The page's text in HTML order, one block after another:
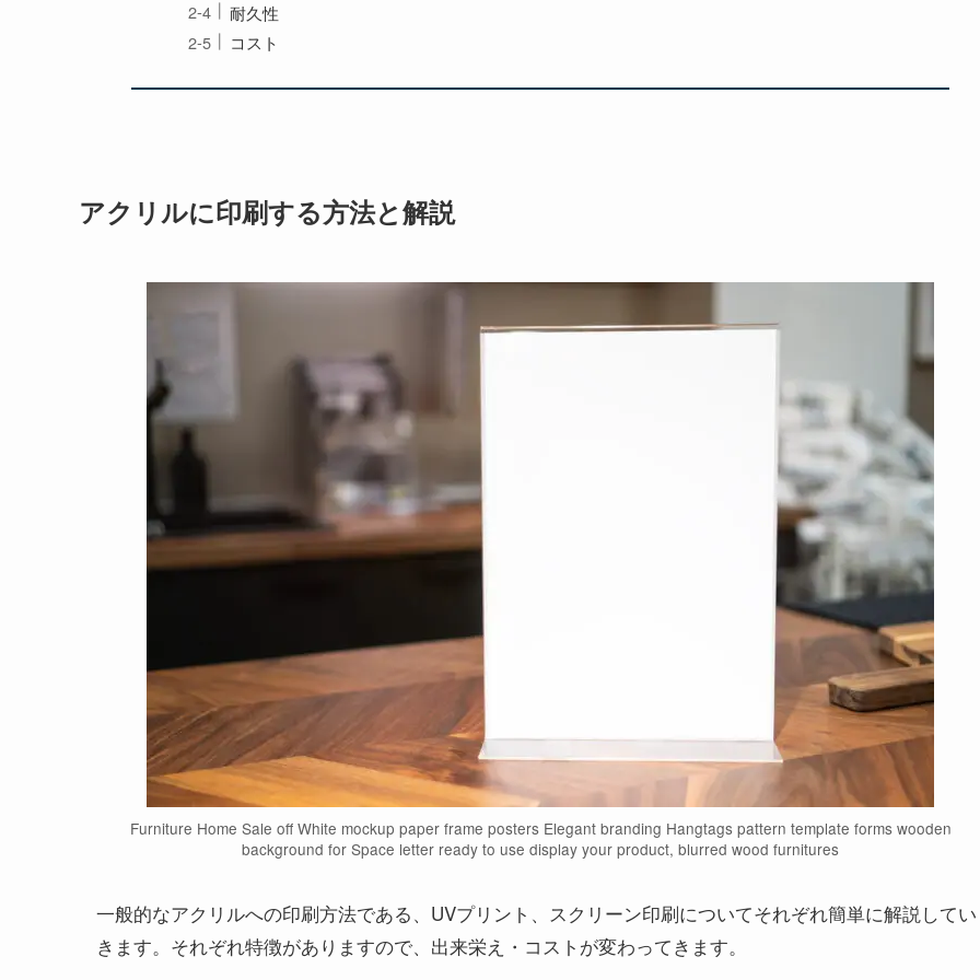
耐久性
コスト
アクリルに印刷する方法と解説
Furniture Home Sale off White mockup paper frame posters Elegant branding Hangtags pattern template forms wooden
background for Space letter ready to use display your product, blurred wood furnitures
一般的なアクリルへの印刷方法である、UVプリント、スクリーン印刷についてそれぞれ簡単に解説してい
きます。それぞれ特徴がありますので、出来栄え・コストが変わってきます。